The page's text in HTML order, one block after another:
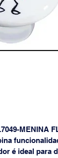
MENINA
é ideal para